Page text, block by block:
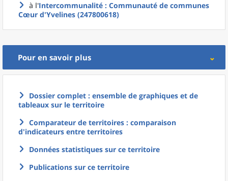
à l'Intercommunalité : Communauté de communes
Cœur d'Yvelines (247800618)
Pour en savoir plus
Dossier complet : ensemble de graphiques et de
tableaux sur le territoire
Comparateur de territoires : comparaison
d'indicateurs entre territoires
Données statistiques sur ce territoire
Publications sur ce territoire